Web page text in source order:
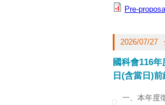
Pre-
2026/07/27
國科會116
日(含當日)
一、本年度